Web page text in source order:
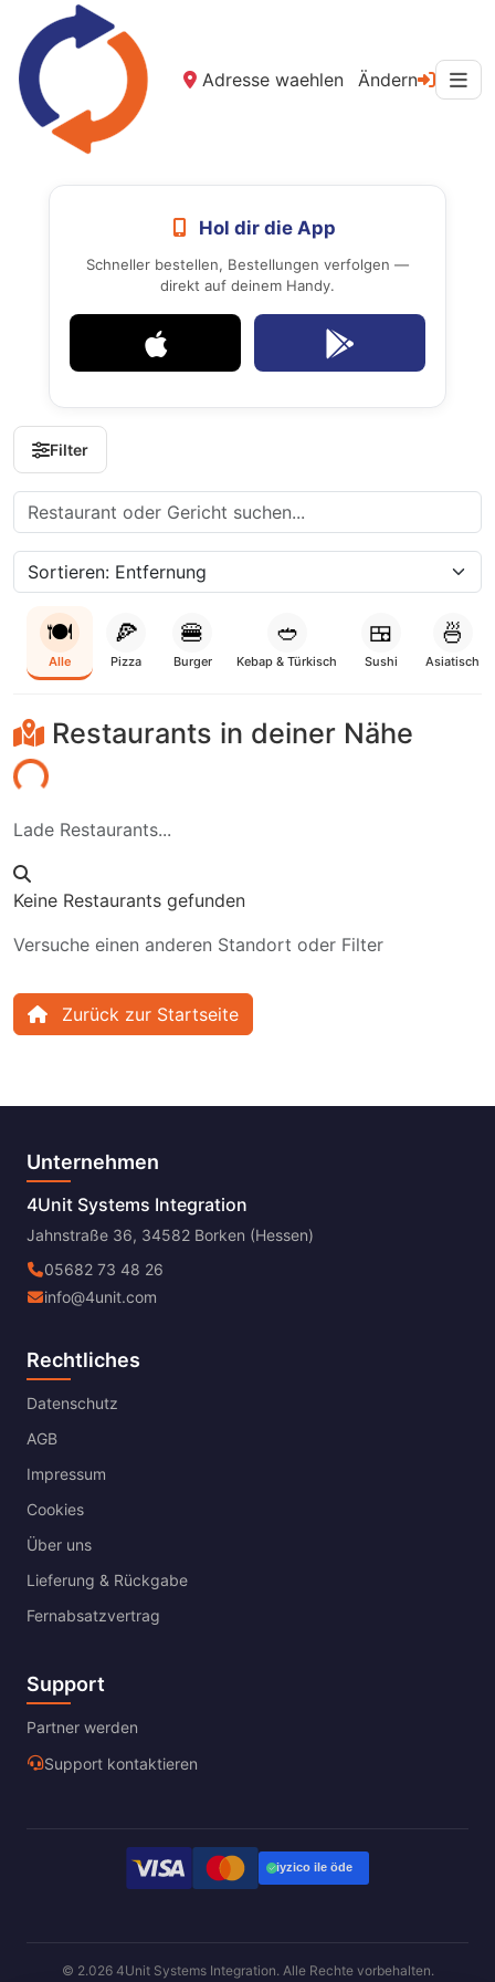
Adresse waehlen Ändern
Hol dir die App
Schneller bestellen, Bestellungen verfolgen —
direkt auf deinem Handy.
Filter
🍽️
Alle
🍕
Pizza
🍔
Burger
🥙
Kebap & Türkisch
🍱
Sushi
🍜
Asiatisch
Restaurants in deiner Nähe
Lade Restaurants...
Keine Restaurants gefunden
Versuche einen anderen Standort oder Filter
Zurück zur Startseite
Unternehmen
4Unit Systems Integration
Jahnstraße 36, 34582 Borken (Hessen)
05682 73 48 26
info@4unit.com
Rechtliches
Datenschutz
AGB
Impressum
Cookies
Über uns
Lieferung & Rückgabe
Fernabsatzvertrag
Support
Partner werden
Support kontaktieren
© 2.026 4Unit Systems Integration. Alle Rechte vorbehalten.